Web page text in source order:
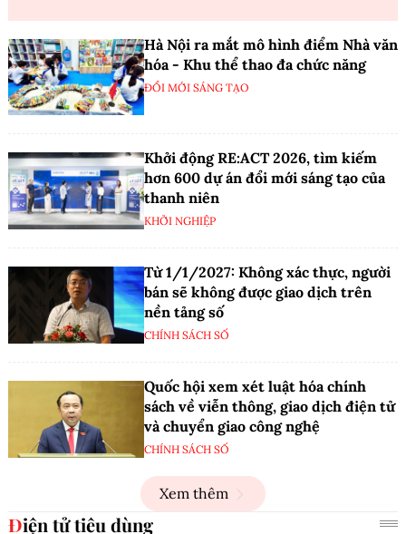
Hà Nội ra mắt mô hình điểm Nhà văn
hóa - Khu thể thao đa chức năng
ĐỔI MỚI SÁNG TẠO
Khởi động RE:ACT 2026, tìm kiếm
hơn 600 dự án đổi mới sáng tạo của
thanh niên
KHỞI NGHIỆP
Từ 1/1/2027: Không xác thực, người
bán sẽ không được giao dịch trên
nền tảng số
CHÍNH SÁCH SỐ
Quốc hội xem xét luật hóa chính
sách về viễn thông, giao dịch điện tử
và chuyển giao công nghệ
CHÍNH SÁCH SỐ
Xem thêm
Điện tử tiêu dùng